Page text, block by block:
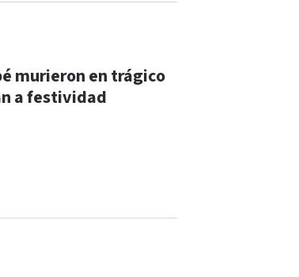
murieron en trágico
a festividad